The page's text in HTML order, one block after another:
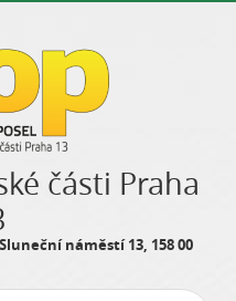
části Praha
náměstí 13, 158 00